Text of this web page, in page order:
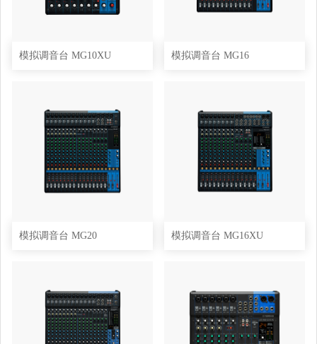
模拟调音台 MG10XU 模拟调音台 MG16
模拟调音台 MG20 模拟调音台 MG16XU